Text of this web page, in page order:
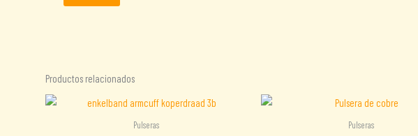
Productos relacionados
Pulseras Pulseras